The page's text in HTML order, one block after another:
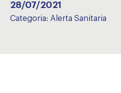
28/07/2021
Categoria: Alerta Sanitaria